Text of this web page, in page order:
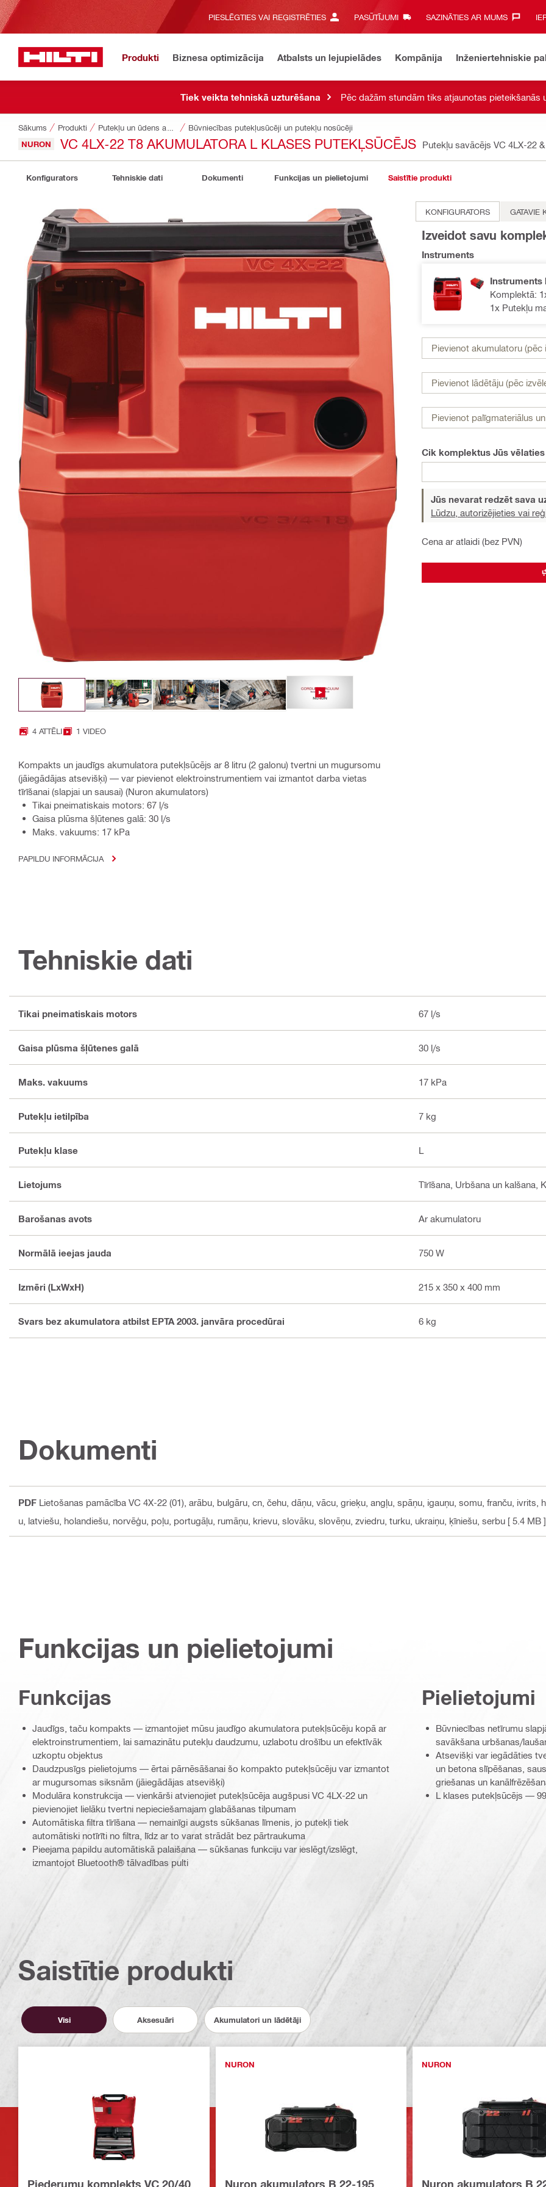
PIESLĒGTIES VAI REĢISTRĒTIES PASŪTĪJUMI SAZINĀTIES AR MUMS‎
Produkti Biznesa optimizācija Atbalsts un lejupielādes Kompānija Inženiertehniskie
Tiek veikta tehniskā uzturēšana Pēc dažām stundām tiks atjaunotas pieteikšanās
Sākums Produkti Būvniecības putekļusūcēji un putekļu nosūcēji
NURON VC 4LX-22 T8 AKUMULATORA L KLASES PUTEKĻSŪCĒJS Putekļu savācējs VC 4LX-22
Konfigurators Tehniskie dati Dokumenti Funkcijas un pielietojumi Saistītie produkti
4 ATTĒLI 1 VIDEO
Kompakts un jaudīgs akumulatora putekļsūcējs ar 8 litru (2 galonu) tvertni un mugursomu
(jāiegādājas atsevišķi) — var pievienot elektroinstrumentiem vai izmantot darba vietas
tīrīšanai (slapjai un sausai) (Nuron akumulators)
Tikai pneimatiskais motors: 67 l/s
Gaisa plūsma šļūtenes galā: 30 l/s
Maks. vakuums: 17 kPa
PAPILDU INFORMĀCIJA
KONFIGURATORS GATAVIE
Izveidot savu
Instruments
Instruments
Komplektā:
1x Putekļu
Pievienot akumulatoru (pēc
Pievienot lādētāju (pēc
Pievienot palīgmateriālus
Cik komplektus Jūs
Jūs nevarat redzēt sava
Lūdzu, autorizējieties vai
Cena ar atlaidi (bez PVN)
Tehniskie dati
Tikai pneimatiskais motors 67 l/s
Gaisa plūsma šļūtenes galā 30 l/s
Maks. vakuums 17 kPa
Putekļu ietilpība 7 kg
Putekļu klase L
Lietojums Tīrīšana, Urbšana un kalšana,
Barošanas avots Ar akumulatoru
Normālā ieejas jauda 750 W
Izmēri (LxWxH) 215 x 350 x 400 mm
Svars bez akumulatora atbilst EPTA 2003. janvāra procedūrai 6 kg
Dokumenti
PDF Lietošanas pamācība VC 4X-22 (01) , arābu, bulgāru, cn, čehu, dāņu, vācu, grieķu, angļu, spāņu, igauņu, somu, franču,
u, latviešu, holandiešu, norvēģu, poļu, portugāļu, rumāņu, krievu, slovāku, slovēņu, zviedru, turku, ukraiņu, ķīniešu, serbu [ 5.4 MB ]
Funkcijas un pielietojumi
Funkcijas
Jaudīgs, taču kompakts — izmantojiet mūsu jaudīgo akumulatora putekļsūcēju kopā ar
elektroinstrumentiem, lai samazinātu putekļu daudzumu, uzlabotu drošību un efektīvāk
uzkoptu objektus
Daudzpusīgs pielietojums — ērtai pārnēsāšanai šo kompakto putekļsūcēju var izmantot
ar mugursomas siksnām (jāiegādājas atsevišķi)
Modulāra konstrukcija — vienkārši atvienojiet putekļsūcēja augšpusi VC 4LX-22 un
pievienojiet lielāku tvertni nepieciešamajam glabāšanas tilpumam
Automātiska filtra tīrīšana — nemainīgi augsts sūkšanas līmenis, jo putekļi tiek
automātiski notīrīti no filtra, līdz ar to varat strādāt bez pārtraukuma
Pieejama papildu automātiskā palaišana — sūkšanas funkciju var ieslēgt/izslēgt,
izmantojot Bluetooth® tālvadības pulti
Pielietojumi
Būvniecības netīrumu
savākšana urbšanas/
Atsevišķi var iegādāties
un betona slīpēšanas,
griešanas un
L klases putekļsūcējs —
Saistītie produkti
Visi Aksesuāri Akumulatori un lādētāji
Piederumu komplekts VC 20/40
NURON
Nuron akumulators B 22-195
NURON
Nuron akumulators B